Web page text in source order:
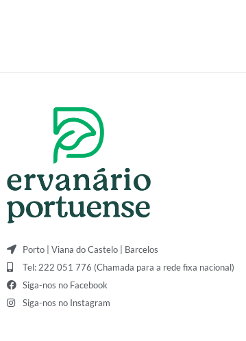
Porto | Viana do Castelo | Barcelos
Tel: 222 051 776 (Chamada para a rede fixa nacional)
Siga-nos no Facebook
Siga-nos no Instagram